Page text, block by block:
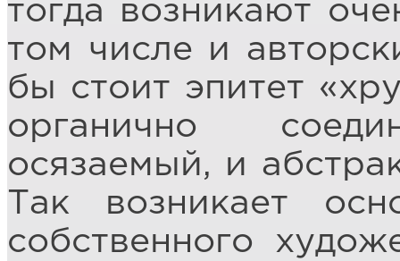
тогда возникают
том числе и
бы стоит эпитет
органично
осязаемый, и
Так возникает
собственного